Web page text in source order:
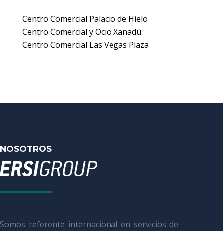
Centro Comercial Palacio de Hielo
Centro Comercial y Ocio Xanadú
Centro Comercial Las Vegas Plaza
NOSOTROS
Somos referente internacional en servicios de